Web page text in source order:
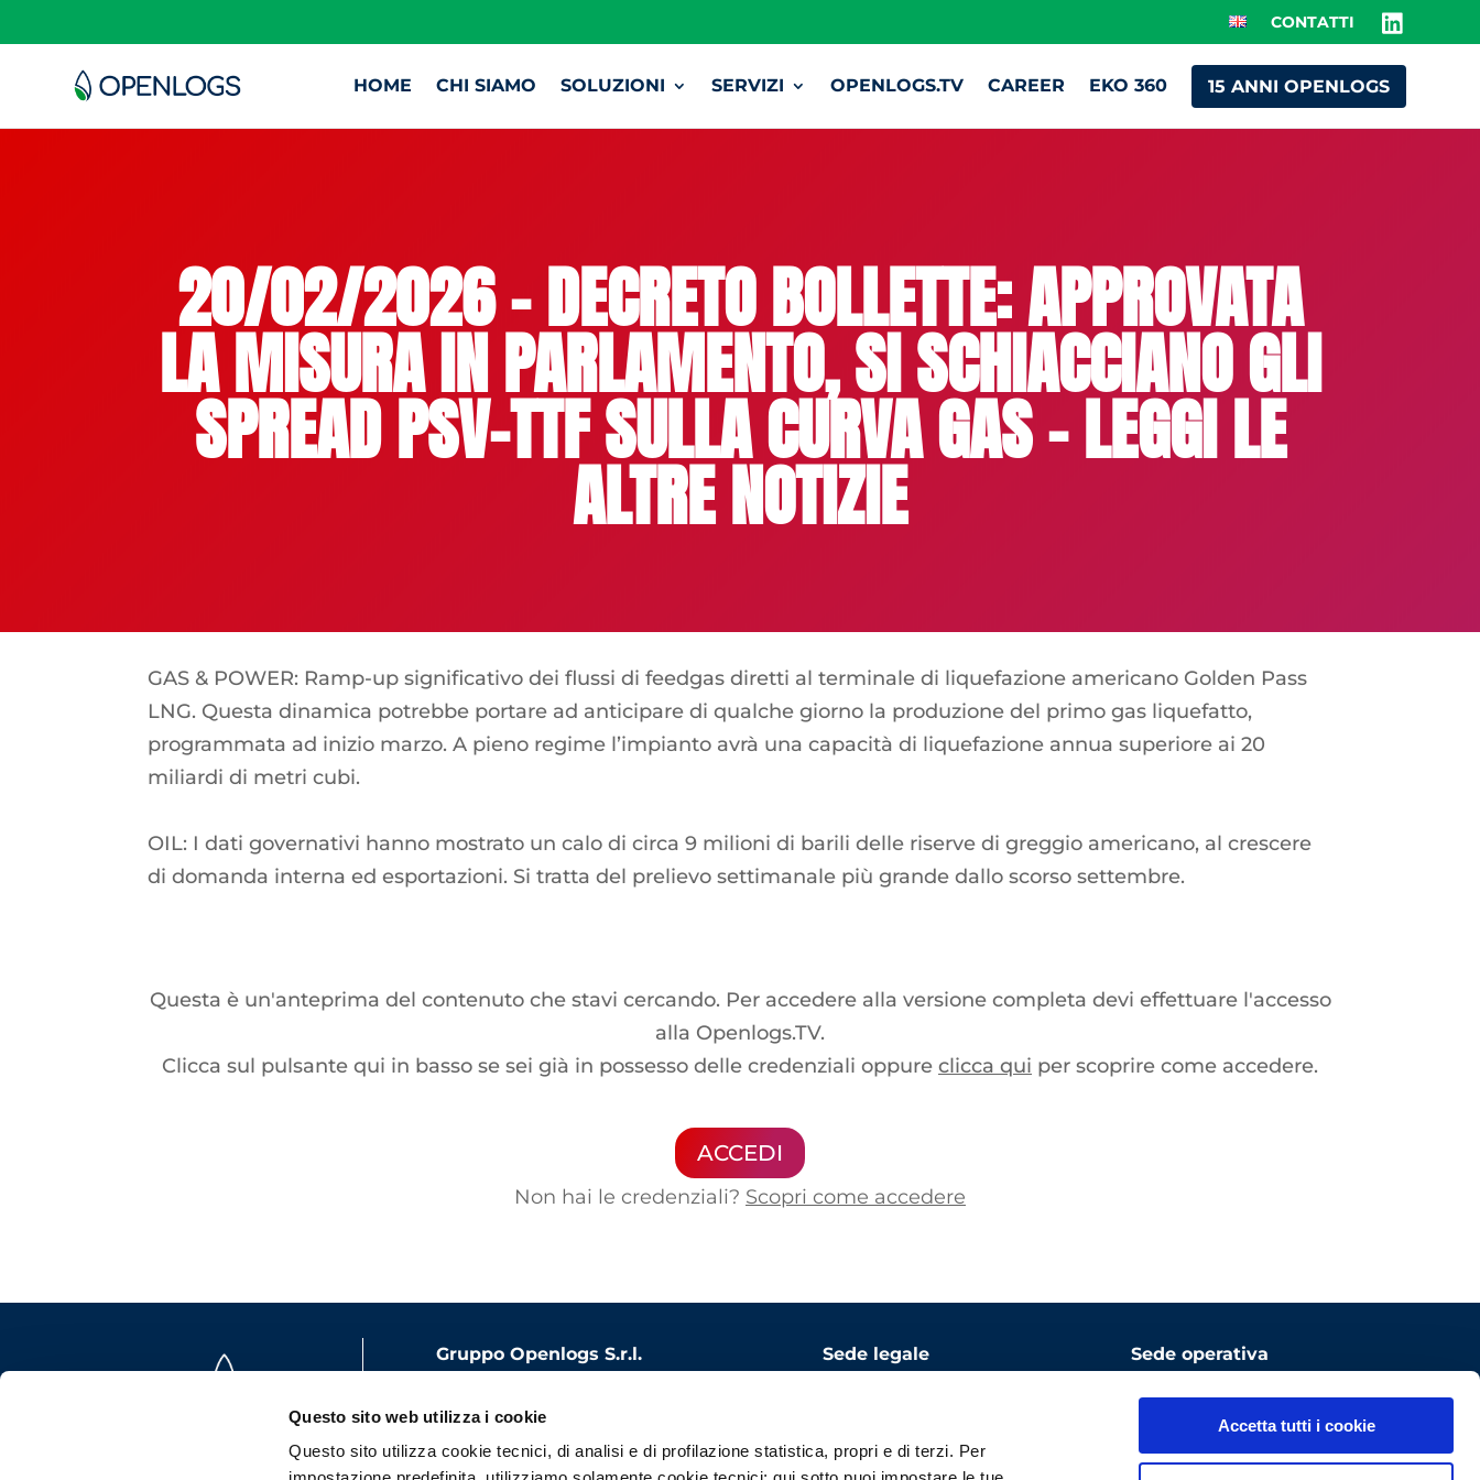
Questo sito web utilizza i cookie
Questo sito utilizza cookie tecnici, di analisi e di profilazione statistica, propri e di terzi. Per
Accetta tutti i cookie
CONTATTI
HOME CHI SIAMO SOLUZIONI SERVIZI OPENLOGS.TV CAREER EKO 360 15 ANNI OPENLOGS
20/02/2026 – DECRETO BOLLETTE: APPROVATA
LA MISURA IN PARLAMENTO, SI SCHIACCIANO GLI
SPREAD PSV-TTF SULLA CURVA GAS – LEGGI LE
ALTRE NOTIZIE
GAS & POWER: Ramp-up significativo dei flussi di feedgas diretti al terminale di liquefazione americano Golden Pass
LNG. Questa dinamica potrebbe portare ad anticipare di qualche giorno la produzione del primo gas liquefatto,
programmata ad inizio marzo. A pieno regime l’impianto avrà una capacità di liquefazione annua superiore ai 20
miliardi di metri cubi.
OIL: I dati governativi hanno mostrato un calo di circa 9 milioni di barili delle riserve di greggio americano, al crescere
di domanda interna ed esportazioni. Si tratta del prelievo settimanale più grande dallo scorso settembre.
Questa è un'anteprima del contenuto che stavi cercando. Per accedere alla versione completa devi effettuare l'accesso
alla Openlogs.TV.
Clicca sul pulsante qui in basso se sei già in possesso delle credenziali oppure clicca qui per scoprire come accedere.
ACCEDI
Non hai le credenziali? Scopri come accedere
Gruppo Openlogs S.r.l.
i.v.
P.iva: 06975340966
Sede legale
Sede operativa
Via Cavour, 2 – 22074 Lomazzo